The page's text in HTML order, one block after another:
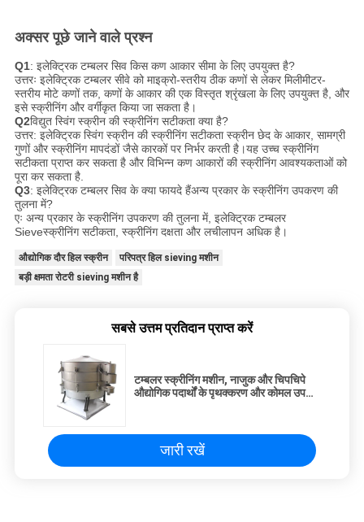
अक्सर पूछे जाने वाले प्रश्न
Q1: इलेक्ट्रिक टम्बलर सिव किस कण आकार सीमा के लिए उपयुक्त है?
उत्तरः इलेक्ट्रिक टम्बलर सीवे को माइक्रो-स्तरीय ठीक कणों से लेकर मिलीमीटर-
स्तरीय मोटे कणों तक, कणों के आकार की एक विस्तृत श्रृंखला के लिए उपयुक्त है, और
इसे स्क्रीनिंग और वर्गीकृत किया जा सकता है।
Q2विद्युत स्विंग स्क्रीन की स्क्रीनिंग सटीकता क्या है?
उत्तर: इलेक्ट्रिक स्विंग स्क्रीन की स्क्रीनिंग सटीकता स्क्रीन छेद के आकार, सामग्री
गुणों और स्क्रीनिंग मापदंडों जैसे कारकों पर निर्भर करती है।यह उच्च स्क्रीनिंग
सटीकता प्राप्त कर सकता है और विभिन्न कण आकारों की स्क्रीनिंग आवश्यकताओं को
पूरा कर सकता है.
Q3: इलेक्ट्रिक टम्बलर सिव के क्या फायदे हैंअन्य प्रकार के स्क्रीनिंग उपकरण की
तुलना में?
एः अन्य प्रकार के स्क्रीनिंग उपकरण की तुलना में, इलेक्ट्रिक टम्बलर
Sieveस्क्रीनिंग सटीकता, स्क्रीनिंग दक्षता और लचीलापन अधिक है।
औद्योगिक दौर हिल स्क्रीन
परिपत्र हिल sieving मशीन
बड़ी क्षमता रोटरी sieving मशीन है
सबसे उत्तम प्रतिदान प्राप्त करें
टम्बलर स्क्रीनिंग मशीन, नाजुक और चिपचिपे
औद्योगिक पदार्थों के पृथक्करण और कोमल उपचार
जारी रखें